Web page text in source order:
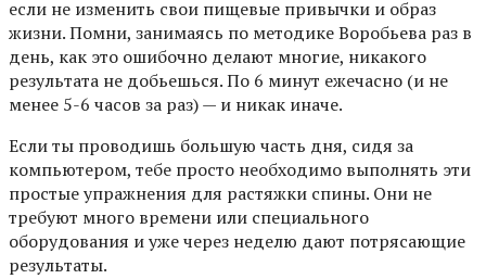
если не изменить свои пищевые привычки и образ
жизни. Помни, занимаясь по методике Воробьева раз в
день, как это ошибочно делают многие, никакого
результата не добьешься. По 6 минут ежечасно (и не
менее 5-6 часов за раз) — и никак иначе.
Если ты проводишь большую часть дня, сидя за
компьютером, тебе просто необходимо выполнять эти
простые упражнения для растяжки спины. Они не
требуют много времени или специального
оборудования и уже через неделю дают потрясающие
результаты.